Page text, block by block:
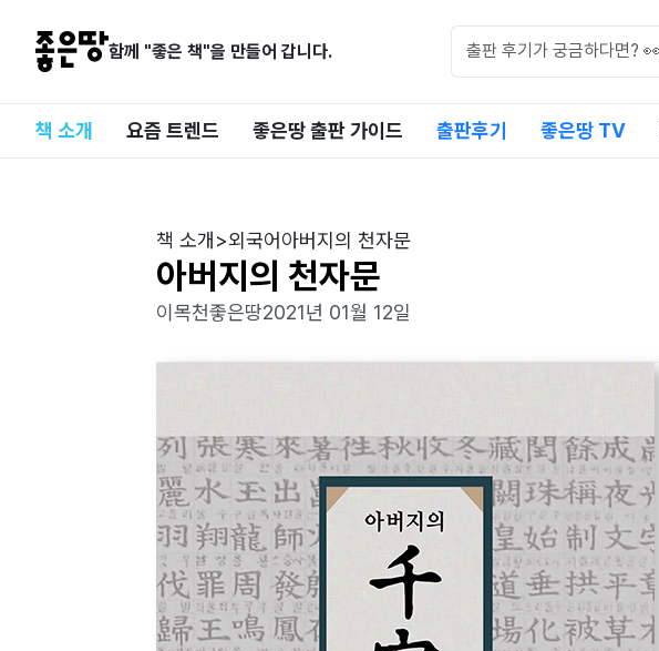
함께 "좋은 책"을 만들어 갑니다.
책 소개 요즘 트렌드 좋은땅 출판 가이드 출판후기 좋은땅 TV
책 소개 >외국어아버지의 천자문
아버지의 천자문
이목천좋은땅2021년 01월 12일